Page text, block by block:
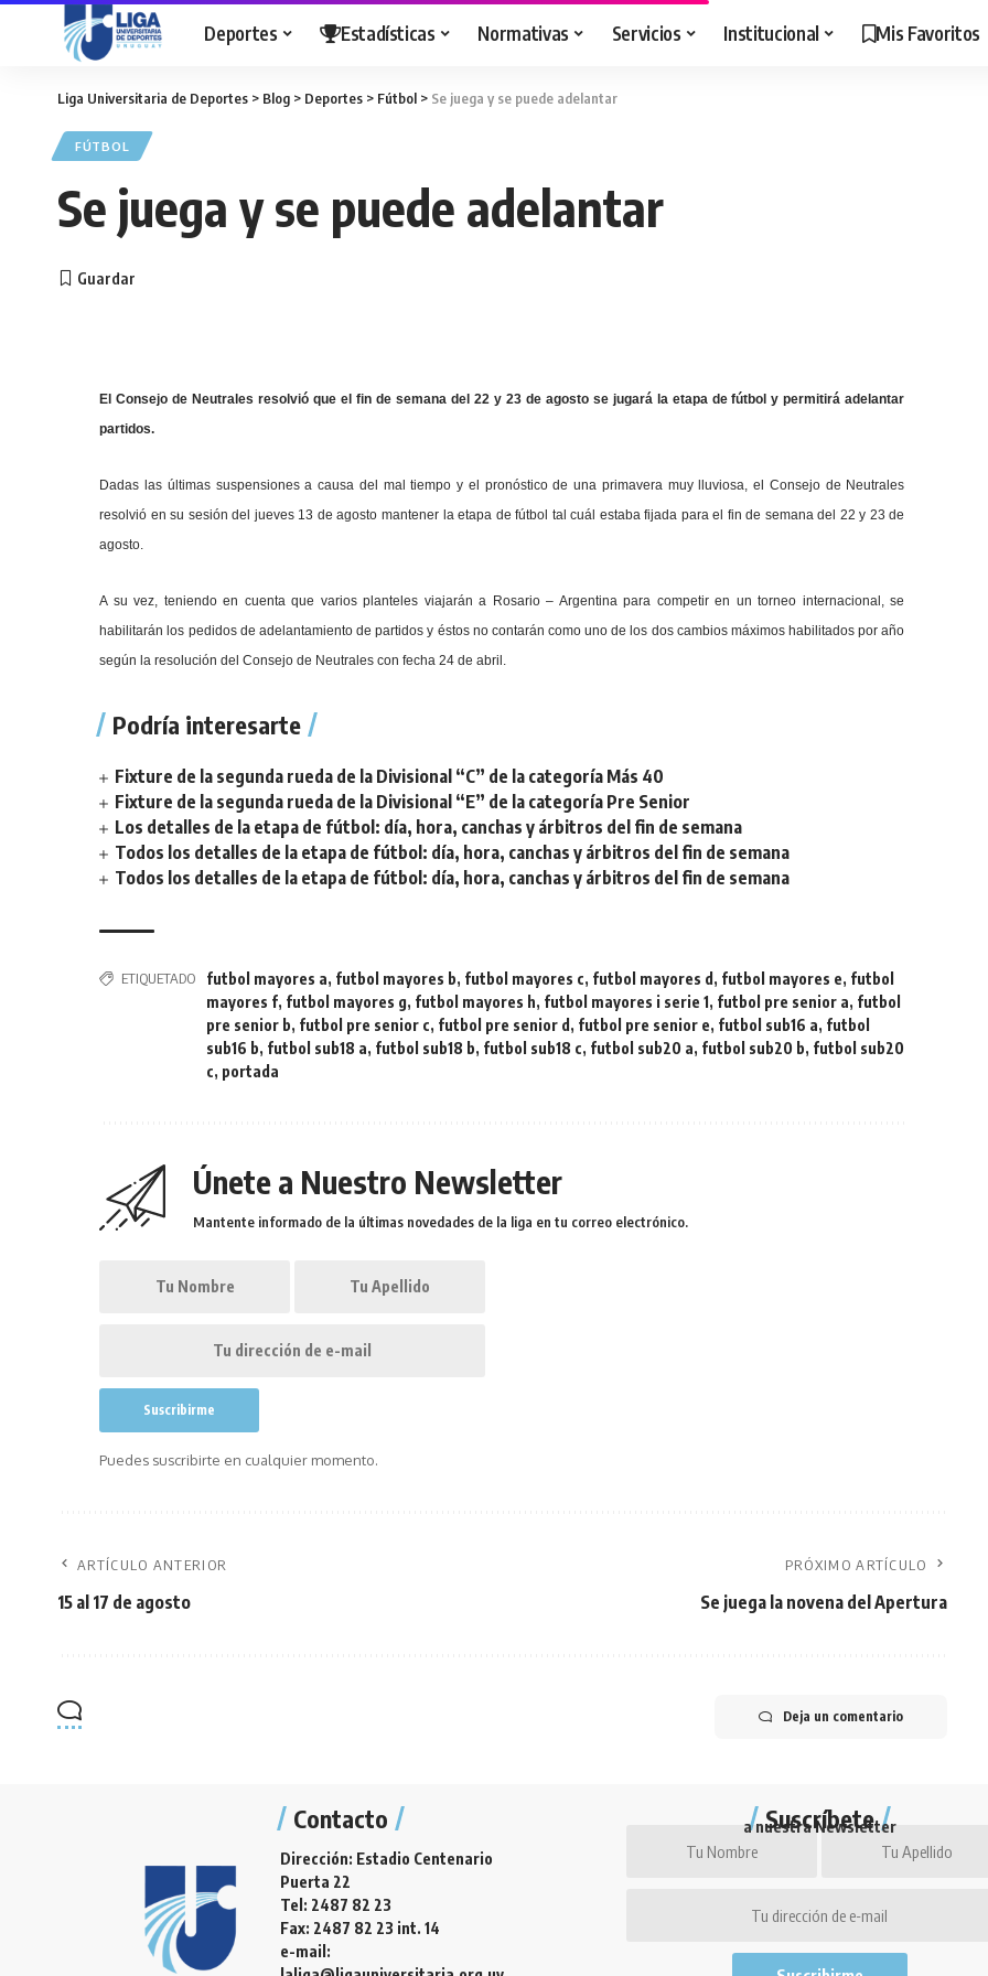
Deportes Estadísticas Normativas Servicios Institucional Mis Favoritos
Liga Universitaria de Deportes > Blog > Deportes > Fútbol > Se juega y se puede adelantar
FÚTBOL
Se juega y se puede adelantar
El Consejo de Neutrales resolvió que el fin de semana del 22 y 23 de agosto se jugará la etapa de fútbol y permitirá adelantar
partidos.
Dadas las últimas suspensiones a causa del mal tiempo y el pronóstico de una primavera muy lluviosa, el Consejo de Neutrales
resolvió en su sesión del jueves 13 de agosto mantener la etapa de fútbol tal cuál estaba fijada para el fin de semana del 22 y 23 de
agosto.
A su vez, teniendo en cuenta que varios planteles viajarán a Rosario – Argentina para competir en un torneo internacional, se
habilitarán los pedidos de adelantamiento de partidos y éstos no contarán como uno de los dos cambios máximos habilitados por año
según la resolución del Consejo de Neutrales con fecha 24 de abril.
Podría interesarte
Fixture de la segunda rueda de la Divisional “C” de la categoría Más 40
Fixture de la segunda rueda de la Divisional “E” de la categoría Pre Senior
Los detalles de la etapa de fútbol: día, hora, canchas y árbitros del fin de semana
Todos los detalles de la etapa de fútbol: día, hora, canchas y árbitros del fin de semana
Todos los detalles de la etapa de fútbol: día, hora, canchas y árbitros del fin de semana
ETIQUETADO futbol mayores a, futbol mayores b, futbol mayores c, futbol mayores d , futbol mayores e, futbol
mayores f, futbol mayores g, futbol mayores h, futbol mayores i serie 1, futbol pre senior a, futbol
pre senior b, futbol pre senior c, futbol pre senior d , futbol pre senior e, futbol sub16 a, futbol
sub16 b, futbol sub18 a, futbol sub18 b, futbol sub18 c, futbol sub20 a, futbol sub20 b, futbol sub20
c, portada
Únete a Nuestro Newsletter
Mantente informado de la últimas novedades de la liga en tu correo electrónico.
Puedes suscribirte en cualquier momento.
ARTÍCULO ANTERIOR
15 al 17 de agosto
PRÓXIMO ARTÍCULO
Se juega la novena del Apertura
Deja un comentario
Contacto
Dirección: Estadio Centenario
Puerta 22
Tel: 2487 82 23
Fax: 2487 82 23 int. 14
e-mail:
Suscríbete
a nuestra Newsletter